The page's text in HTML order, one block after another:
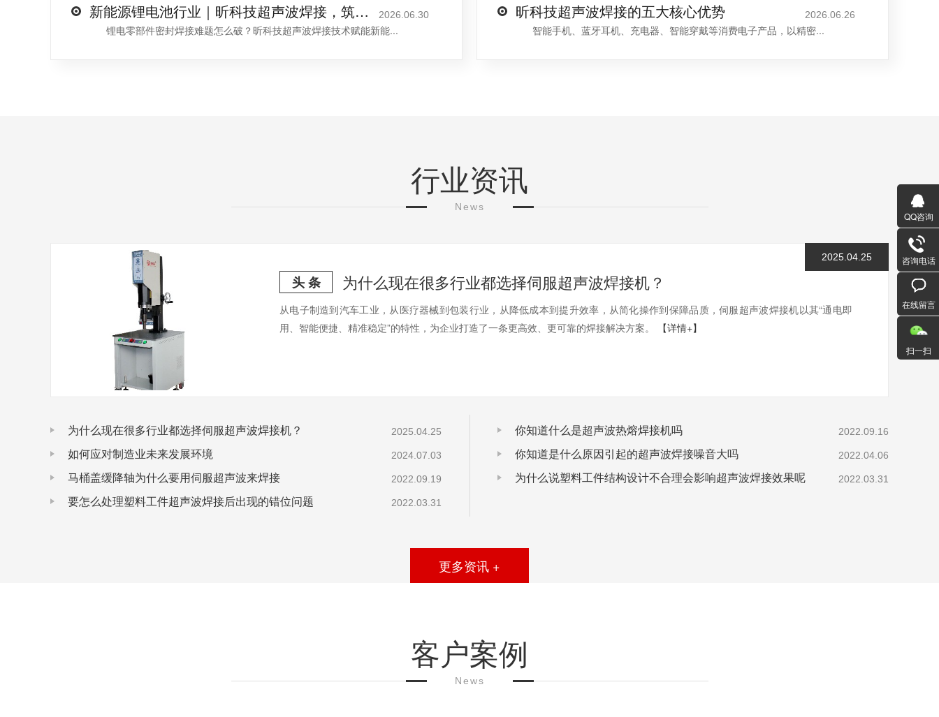
新能源锂电池行业｜昕科技超声波焊接，筑牢动力电池安全生产防线 2026.06.30
锂电零部件密封焊接难题怎么破？昕科技超声波焊接技术赋能新能...
昕科技超声波焊接的五大核心优势 2026.06.26
智能手机、蓝牙耳机、充电器、智能穿戴等消费电子产品，以精密...
行业资讯
News
2025.04.25
头 条 为什么现在很多行业都选择伺服超声波焊接机？
从电子制造到汽车工业，从医疗器械到包装行业，从降低成本到提升效率，从简化操作到保障品质，伺服超声波焊接机以其“通电即
用、智能便捷、精准稳定”的特性，为企业打造了一条更高效、更可靠的焊接解决方案。
【详情+】
为什么现在很多行业都选择伺服超声波焊接机？ 2025.04.25
如何应对制造业未来发展环境 2024.07.03
马桶盖缓降轴为什么要用伺服超声波来焊接 2022.09.19
你知道什么是超声波热熔焊接机吗 2022.09.16
你知道是什么原因引起的超声波焊接噪音大吗 2022.04.06
为什么说塑料工件结构设计不合理会影响超声波焊接效果呢 2022.03.31
要怎么处理塑料工件超声波焊接后出现的错位问题 2022.03.31
更多资讯 +
客户案例
News
QQ咨询
咨询电话
在线留言
扫一扫